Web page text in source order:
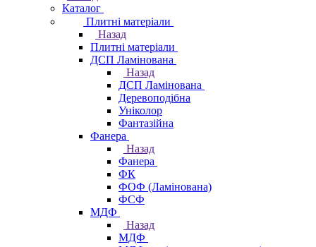
Каталог
Плитні матеріали
Назад
Плитні матеріали
ДСП Ламінована
Назад
ДСП Ламінована
Деревоподібна
Уніколор
Фантазійна
Фанера
Назад
Фанера
ФК
ФОФ (Ламінована)
ФСФ
МДФ
Назад
МДФ